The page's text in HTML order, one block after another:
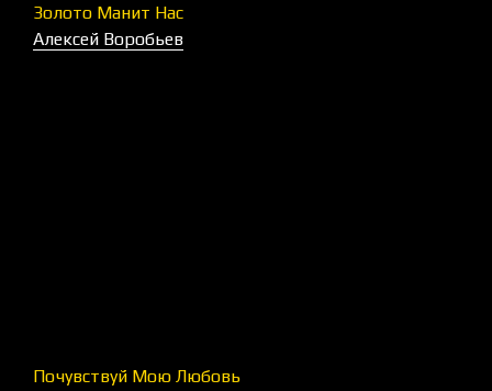
Золото Манит Нас
Алексей Воробьев
Почувствуй Мою Любовь